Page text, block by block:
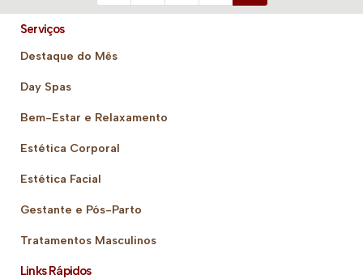
Serviços
Destaque do Mês
Day Spas
Bem-Estar e Relaxamento
Estética Corporal
Estética Facial
Gestante e Pós-Parto
Tratamentos Masculinos
Links Rápidos